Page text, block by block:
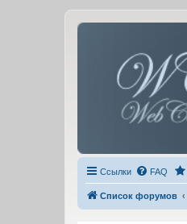
Ссылки FAQ
Список форумов